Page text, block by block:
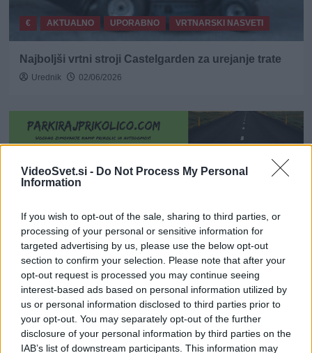
VideoSvet.si - Do Not Process My Personal
Information
If you wish to opt-out of the sale, sharing to third parties, or
processing of your personal or sensitive information for
targeted advertising by us, please use the below opt-out
section to confirm your selection. Please note that after your
opt-out request is processed you may continue seeing
interest-based ads based on personal information utilized by
us or personal information disclosed to third parties prior to
your opt-out. You may separately opt-out of the further
disclosure of your personal information by third parties on the
IAB’s list of downstream participants. This information may
€ AKTUALNO UPORABNO VRTNARSKI NASVETI
Najboljši vrtni stroji Castelgarden za urejanje trate
Urednik 02/06/2026
Naroči se na e-novice